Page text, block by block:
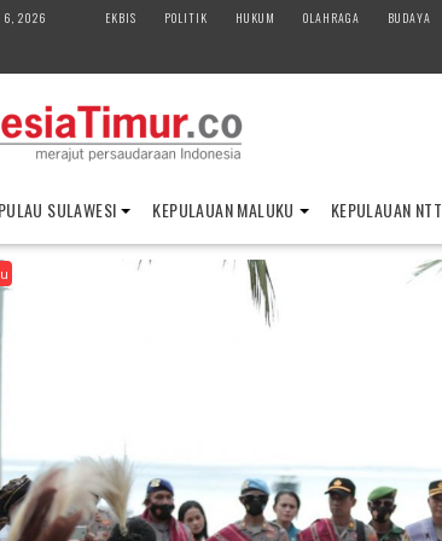
6, 2026 EKBIS POLITIK HUKUM OLAHRAGA BUDAYA
PULAU SULAWESI KEPULAUAN MALUKU KEPULAUAN NTT